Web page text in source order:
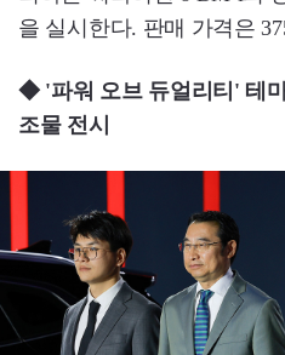
을 실시한다. 판매 가격은
◆ '파워 오브 듀얼리티' 테
조물 전시